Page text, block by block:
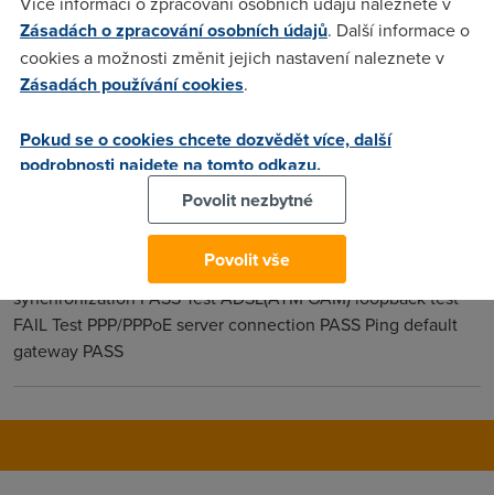
oweitzu(12.2.2007 15:55:53)
Tak uz to jede ale mam problem, kdyz serfuju tak se chvilku
je? Dela to jak ve FF tak v MSIE
(12.2.2007 16:41:37)
pri diagnostice mi to pise tohle: LAN connections Test your
Ethernet Connection PASS WAN connections Test ADSL
synchronization PASS Test ADSL(ATM OAM) loopback test
FAIL Test PPP/PPPoE server connection PASS Ping default
gateway PASS
Zásadách o zpracování osobních údajů. Další informace o
cookies a možnosti změnit jejich nastavení naleznete v
Zásadách používání cookies.
Pokud se o cookies chcete dozvědět více, další
podrobnosti najdete na tomto odkazu.
Povolit nezbytné
Povolit vše